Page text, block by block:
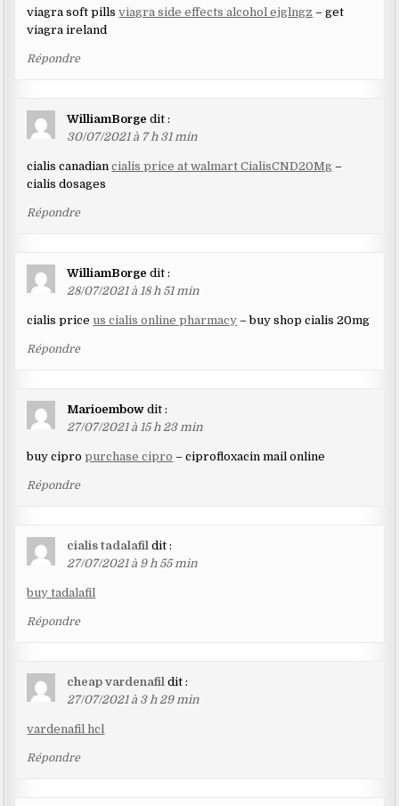
viagra soft pillsviagra side effects alcohol ejglngz – get
viagra ireland
Répondre
WilliamBorge dit :
30/07/2021 à 7 h 31 min
cialis canadiancialis price at walmart CialisCND20Mg –
cialis dosages
Répondre
WilliamBorge dit :
28/07/2021 à 18 h 51 min
cialis price us cialis online pharmacy – buy shop cialis 20mg
Répondre
Marioembow dit :
27/07/2021 à 15 h 23 min
buy cipropurchase cipro – ciprofloxacin mail online
Répondre
cialis tadalafil dit :
27/07/2021 à 9 h 55 min
buy tadalafil
Répondre
cheap vardenafil dit :
27/07/2021 à 3 h 29 min
vardenafil hcl
Répondre